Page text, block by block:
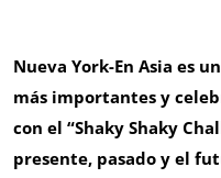
Nueva York-En Asia es
más importantes y
con el “Shaky Shaky
presente, pasado y el